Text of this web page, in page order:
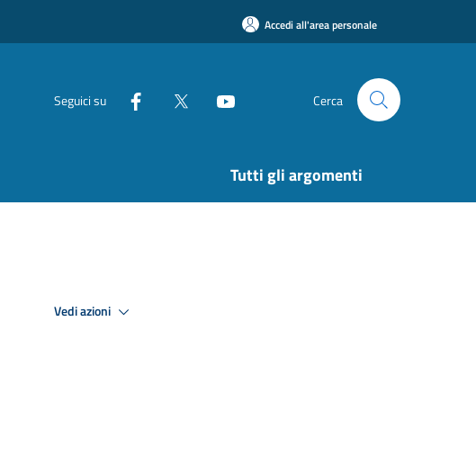
Accedi all'area personale
Seguici su Cerca
Tutti gli argomenti
Vedi azioni